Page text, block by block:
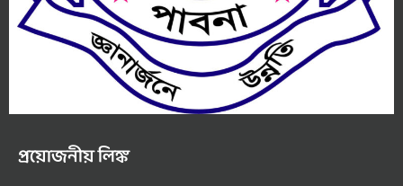
প্রয়োজনীয় লিঙ্ক